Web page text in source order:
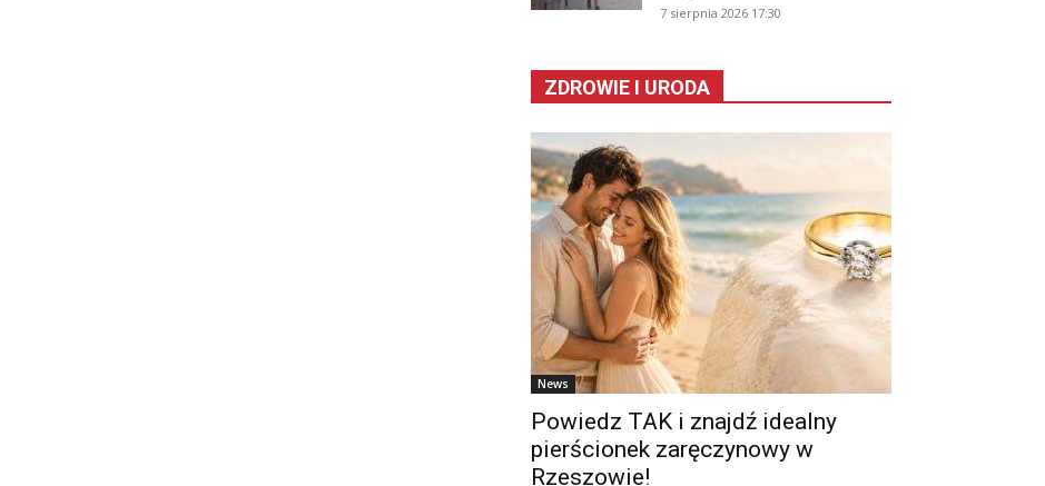
7 sierpnia 2026 17:30
ZDROWIE I URODA
News
Powiedz TAK i znajdź idealny
pierścionek zaręczynowy w
Rzeszowie!